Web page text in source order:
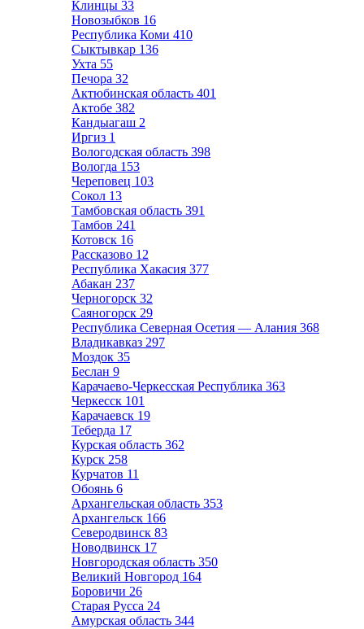
Клинцы 33
Новозыбков 16
Республика Коми 410
Сыктывкар 136
Ухта 55
Печора 32
Актюбинская область 401
Актобе 382
Кандыагаш 2
Иргиз 1
Вологодская область 398
Вологда 153
Череповец 103
Сокол 13
Тамбовская область 391
Тамбов 241
Котовск 16
Рассказово 12
Республика Хакасия 377
Абакан 237
Черногорск 32
Саяногорск 29
Республика Северная Осетия — Алания 368
Владикавказ 297
Моздок 35
Беслан 9
Карачаево-Черкесская Республика 363
Черкесск 101
Карачаевск 19
Теберда 17
Курская область 362
Курск 258
Курчатов 11
Обоянь 6
Архангельская область 353
Архангельск 166
Северодвинск 83
Новодвинск 17
Новгородская область 350
Великий Новгород 164
Боровичи 26
Старая Русса 24
Амурская область 344